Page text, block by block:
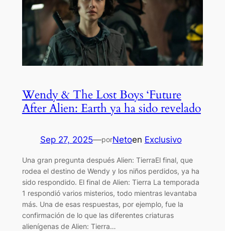
Wendy & The Lost Boys ‘Future
After Alien: Earth ya ha sido revelado
Sep 27, 2025—porNetoen Exclusivo
Una gran pregunta después Alien: TierraEl final, que
rodea el destino de Wendy y los niños perdidos, ya ha
sido respondido. El final de Alien: Tierra La temporada
1 respondió varios misterios, todo mientras levantaba
más. Una de esas respuestas, por ejemplo, fue la
confirmación de lo que las diferentes criaturas
alienígenas de Alien: Tierra…